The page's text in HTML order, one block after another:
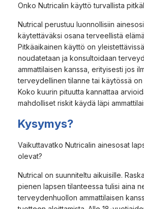
Onko Nutricalin käyttö turvallista
Nutrical perustuu luonnollisiin
käytettäväksi osana terveellistä
Pitkäaikainen käyttö on
noudatetaan ja konsultoidaan
ammattilaisen kanssa, erityisesti jos
terveydellinen tilanne tai käytössä on
Koko kuurin pituutta kannattaa
mahdolliset riskit käydä läpi
Kysymys?
Vaikuttavatko Nutricalin ainesosat
olevat?
Nutrical on suunniteltu aikuisille.
pienen lapsen tilanteessa tulisi aina
terveydenhuollon ammattilaisen